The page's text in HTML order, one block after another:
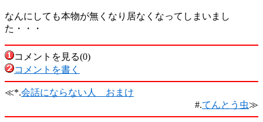
なんにしても本物が無くなり居なくなってしまいまし
た・・・
コメントを見る(0)
コメントを書く
≪*.会話にならない人 おまけ
#.てんとう虫≫